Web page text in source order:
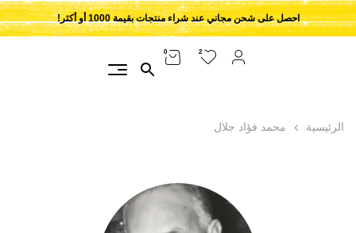
احصل على شحن مجاني عند شراء منتجات بقيمة 1000 أو أكثر!
2
0
الرئيسية محمد فؤاد جلال